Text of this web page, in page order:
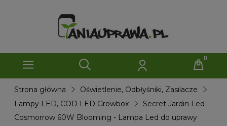
Strona główna
Oświetlenie, Odbłyśniki, Zasilacze
Lampy LED, COD LED Growbox
Secret Jardin Led
Cosmorrow 60W Blooming - Lampa Led do uprawy